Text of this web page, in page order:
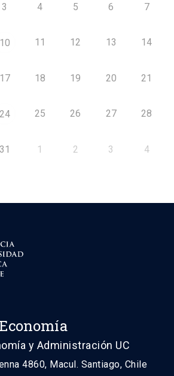
3 4 5 6 7
10 11 12 13 14
17 18 19 20 21
24 25 26 27 28
31 1 2 3 4
y Administración UC
4860, Macul. Santiago, Chile